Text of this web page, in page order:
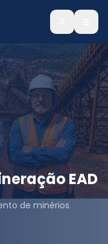
EAD
de minérios.